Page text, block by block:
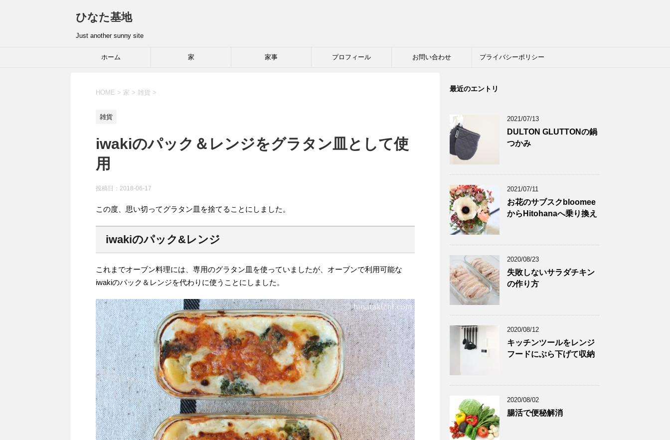
ひなた基地
Just another sunny site
ホーム 家 家事 プロフィール お問い合わせ プライバシーポリシー
HOME > 家 > 雑貨 >
雑貨
iwakiのパック＆レンジをグラタン皿として使
用
投稿日：2018-06-17
この度、思い切ってグラタン皿を捨てることにしました。
iwakiのパック&レンジ
これまでオーブン料理には、専用のグラタン皿を使っていましたが、オーブンで利用可能な
iwakiのパック＆レンジを代わりに使うことにしました。
最近のエントリ
2021/07/13
DULTON GLUTTONの鍋
つかみ
2021/07/11
お花のサブスクbloomee
からHitohanaへ乗り換え
2020/08/23
失敗しないサラダチキン
の作り方
2020/08/12
キッチンツールをレンジ
フードにぶら下げて収納
2020/08/02
腸活で便秘解消